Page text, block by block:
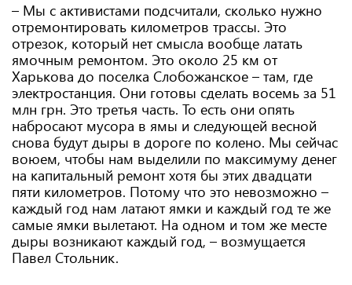
– Мы с активистами подсчитали, сколько нужно
отремонтировать километров трассы. Это
отрезок, который нет смысла вообще латать
ямочным ремонтом. Это около 25 км от
Харькова до поселка Слобожанское – там, где
электростанция. Они готовы сделать восемь за 51
млн грн. Это третья часть. То есть они опять
набросают мусора в ямы и следующей весной
снова будут дыры в дороге по колено. Мы сейчас
воюем, чтобы нам выделили по максимуму денег
на капитальный ремонт хотя бы этих двадцати
пяти километров. Потому что это невозможно –
каждый год нам латают ямки и каждый год те же
самые ямки вылетают. На одном и том же месте
дыры возникают каждый год, – возмущается
Павел Стольник.